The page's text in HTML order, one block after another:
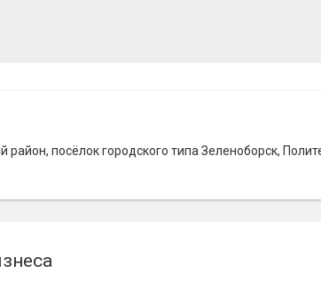
посёлок городского типа Зеленоборск,